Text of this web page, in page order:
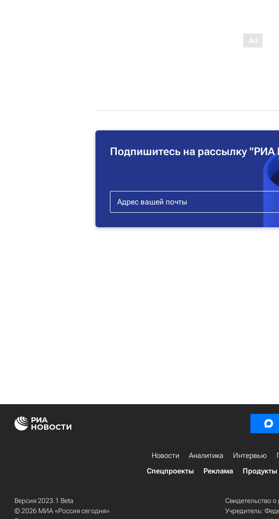
Подпишитесь на рассылку
Новости Аналитика Интервью
Спецпроекты
Реклама Продукты
Версия 2023.1 Beta
© 2026 МИА «Россия сегодня»
Свидетельство
Учредитель: